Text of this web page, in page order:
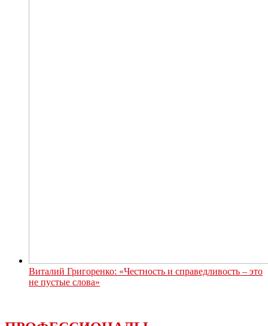
Виталий Григоренко: «Честность и справедливость – это
не пустые слова»